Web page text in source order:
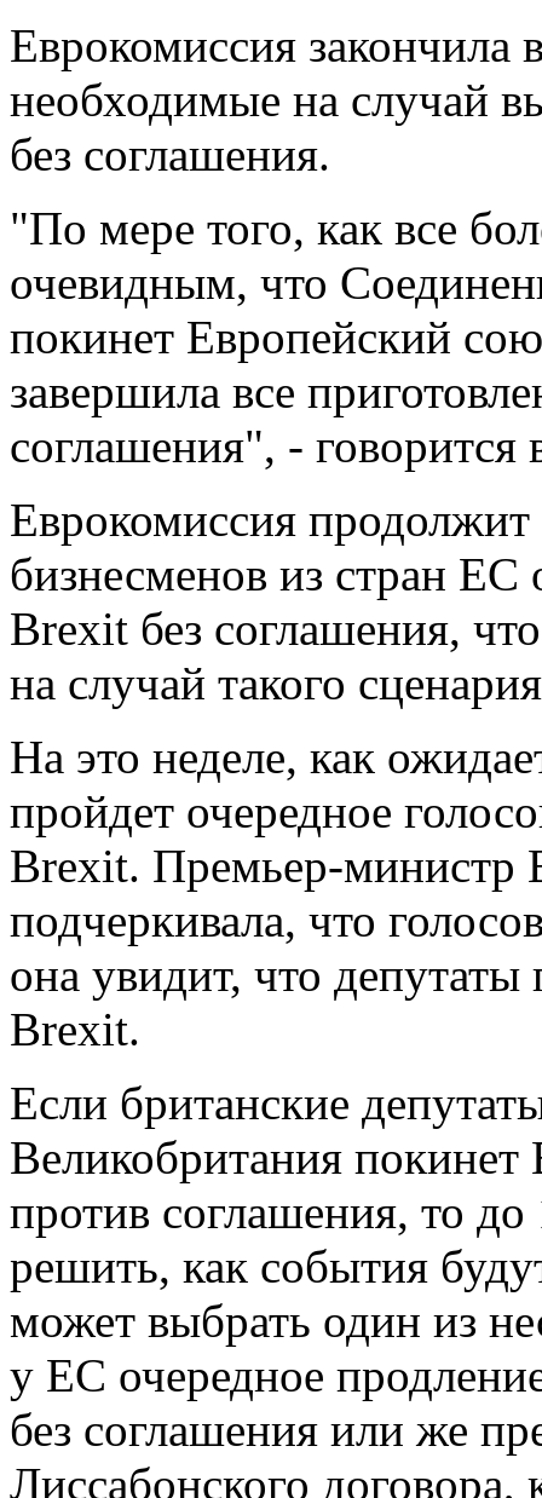
Еврокомиссия закончила
необходимые на случай
без соглашения.
"По мере того, как все
очевидным, что
покинет Европейский
завершила все
соглашения", - говорится
Еврокомиссия
бизнесменов из стран ЕС
Brexit без соглашения,
на случай такого
На это неделе, как
пройдет очередное
Brexit. Премьер-министр
подчеркивала, что
она увидит, что
Brexit.
Если британские
Великобритания
против соглашения, то
решить, как события
может выбрать один из
у ЕС очередное
без соглашения или же
Лиссабонского